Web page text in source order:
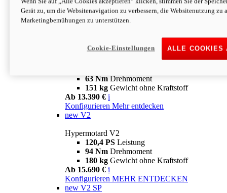
63 NmDrehmoment
151 kgGewicht ohne Kraftstoff
Ab 13.890 € i
63 Nm Drehmoment
151 kg Gewicht ohne Kraftstoff
Ab 13.390 € i
Konfigurieren Mehr entdecken
new V2
Hypermotard V2
120,4 PS Leistung
94 Nm Drehmoment
180 kg Gewicht ohne Kraftstoff
Ab 15.690 € i
Konfigurieren MEHR ENTDECKEN
new V2 SP
Gerät zu, um die Websitenavigation zu verbessern, die Websitenutzung zu
Marketingbemühungen zu unterstützen.
ALLE COOKIES
Cookie-Einstellungen